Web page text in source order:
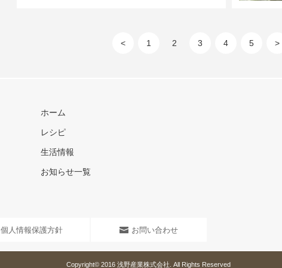
< 1 2 3 4 5 >
ホーム
レシピ
生活情報
お知らせ一覧
個人情報保護方針 お問い合わせ
Copyright© 2016 浅野産業株式会社 . All Rights Reserved